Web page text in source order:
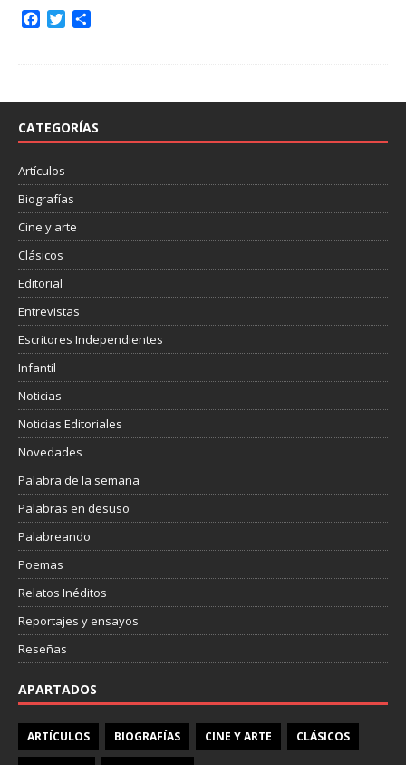
o
k
r
t
i
CATEGORÍAS
Artículos
Biografías
Cine y arte
Clásicos
Editorial
Entrevistas
Escritores Independientes
Infantil
Noticias
Noticias Editoriales
Novedades
Palabra de la semana
Palabras en desuso
Palabreando
Poemas
Relatos Inéditos
Reportajes y ensayos
Reseñas
APARTADOS
ARTÍCULOS BIOGRAFÍAS CINE Y ARTE CLÁSICOS